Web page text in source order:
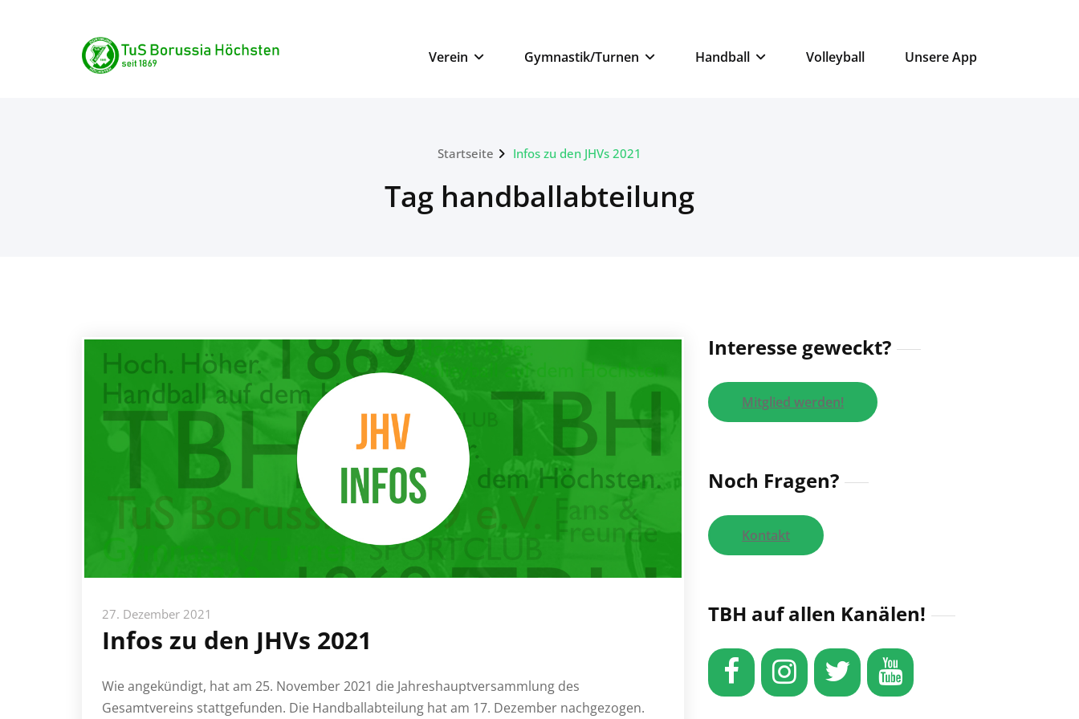
TuS Borussia Höchsten
seit 1869
Verein Gymnastik/Turnen Handball Volleyball Unsere App
Startseite Infos zu den JHVs 2021
Tag handballabteilung
27. Dezember 2021
Infos zu den JHVs 2021
Wie angekündigt, hat am 25. November 2021 die Jahreshauptversammlung des
Gesamtvereins stattgefunden. Die Handballabteilung hat am 17. Dezember nachgezogen.
Interesse geweckt?
Mitglied werden!
Noch Fragen?
Kontakt
TBH auf allen Kanälen!